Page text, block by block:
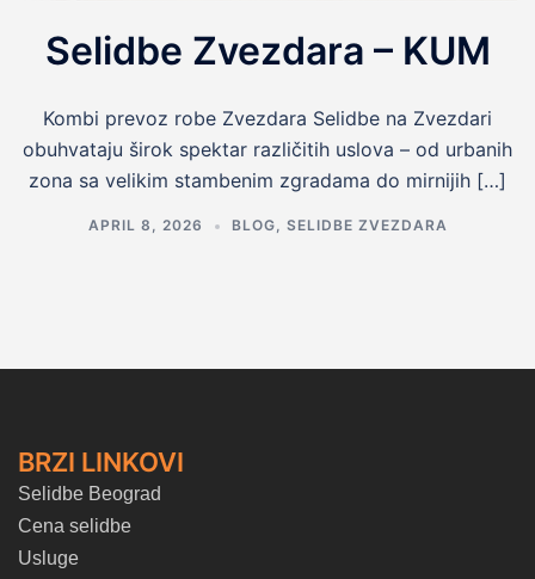
Selidbe Zvezdara – KUM
Kombi prevoz robe Zvezdara Selidbe na Zvezdari
obuhvataju širok spektar različitih uslova – od urbanih
zona sa velikim stambenim zgradama do mirnijih […]
APRIL 8, 2026 BLOG, SELIDBE ZVEZDARA
BRZI LINKOVI
Selidbe Beograd
Cena selidbe
Usluge